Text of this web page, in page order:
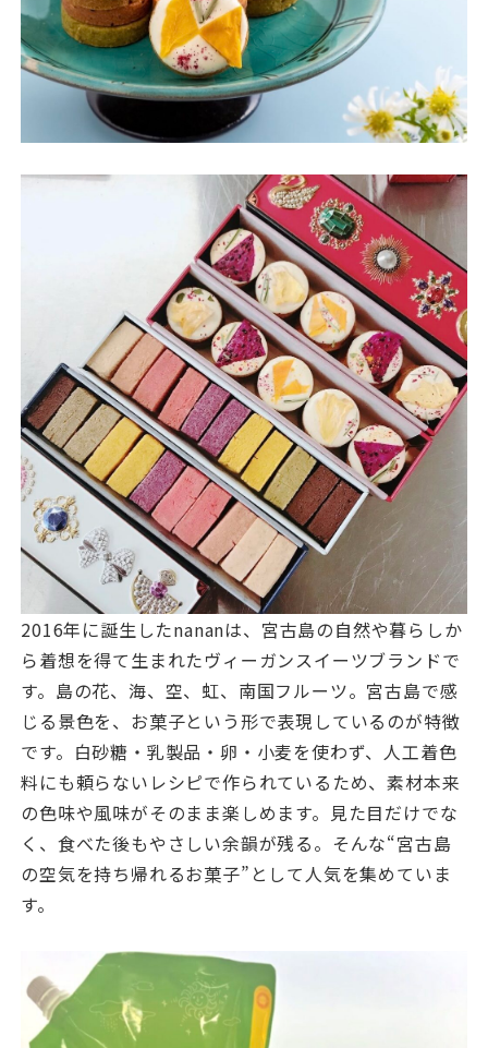
2016年に誕生したnananは、宮古島の自然や暮らしか
ら着想を得て生まれたヴィーガンスイーツブランドで
す。島の花、海、空、虹、南国フルーツ。宮古島で感
じる景色を、お菓子という形で表現しているのが特徴
です。白砂糖・乳製品・卵・小麦を使わず、人工着色
料にも頼らないレシピで作られているため、素材本来
の色味や風味がそのまま楽しめます。見た目だけでな
く、食べた後もやさしい余韻が残る。そんな“宮古島
の空気を持ち帰れるお菓子”として人気を集めていま
す。